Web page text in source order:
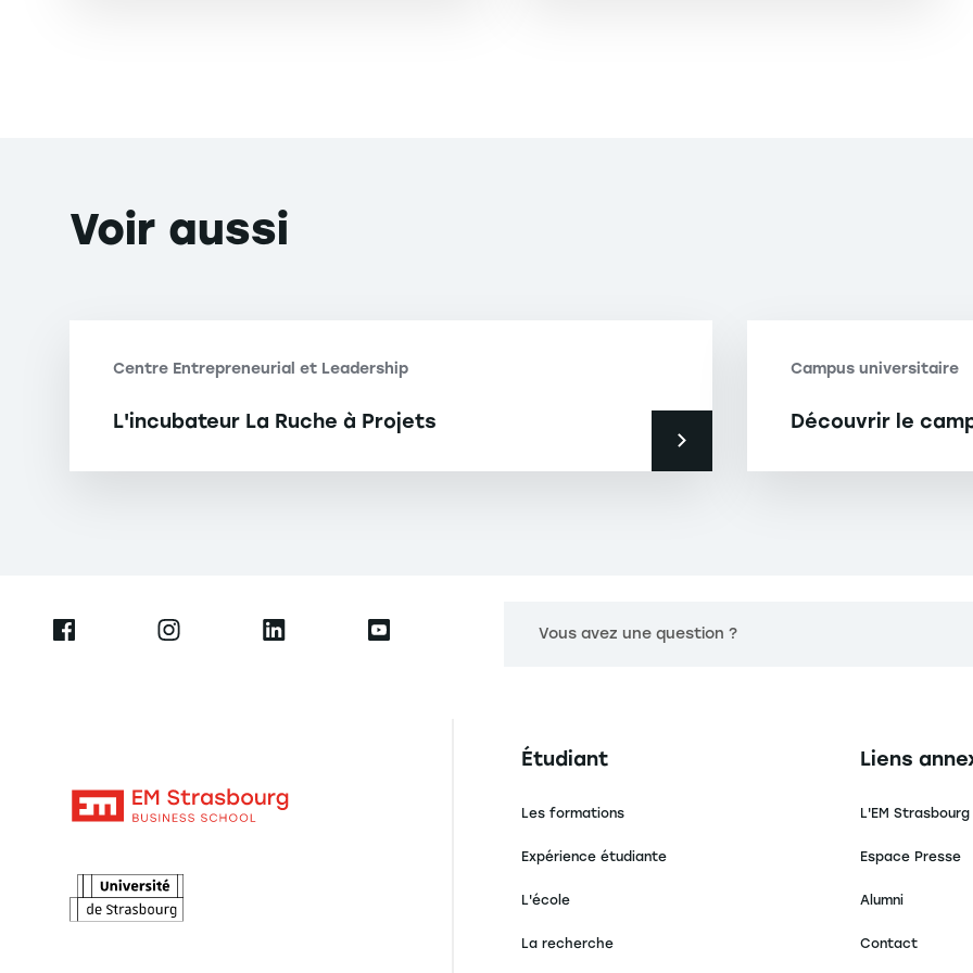
Voir aussi
Centre Entrepreneurial et Leadership
L'incubateur La Ruche à Projets
Campus universitaire
Découvrir le
Vous avez une question ?
Navigation principale footer
Étudiant
Les formations
Expérience étudiante
L'école
La recherche
Navigation
Liens
L'EM
Espace Presse
Alumni
Contact